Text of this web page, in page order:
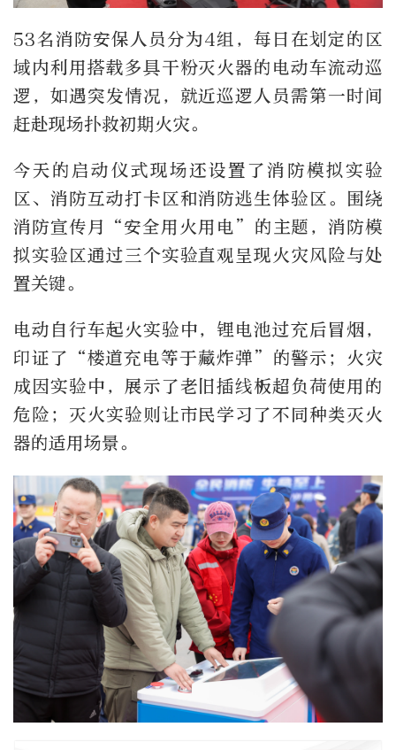
53名消防安保人员分为4组，每日在划定的区
域内利用搭载多具干粉灭火器的电动车流动巡
逻，如遇突发情况，就近巡逻人员需第一时间
赶赴现场扑救初期火灾。
今天的启动仪式现场还设置了消防模拟实验
区、消防互动打卡区和消防逃生体验区。围绕
消防宣传月“安全用火用电”的主题，消防模
拟实验区通过三个实验直观呈现火灾风险与处
置关键。
电动自行车起火实验中，锂电池过充后冒烟，
印证了
“楼道充电等于藏炸弹”
的警示；火灾
成因实验中，展示了老旧插线板超负荷使用的
危险；灭火实验则让市民学习了不同种类灭火
器的适用场景。